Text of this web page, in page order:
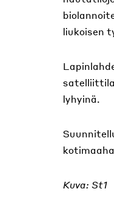
liukoisen
lyhyinä.
Kuva: St1